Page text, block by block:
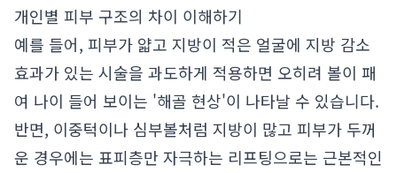
개인별 피부 구조의 차이 이해하기
예를 들어, 피부가 얇고 지방이 적은 얼굴에 지방 감소
효과가 있는 시술을 과도하게 적용하면 오히려 볼이 패
여 나이 들어 보이는 '해골 현상'이 나타날 수 있습니다.
반면, 이중턱이나 심부볼처럼 지방이 많고 피부가 두꺼
운 경우에는 표피층만 자극하는 리프팅으로는 근본적인